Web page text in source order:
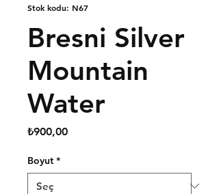
Stok kodu: N67
Bresni Silver
Mountain
Water
₺900,00Fiyat
Boyut *